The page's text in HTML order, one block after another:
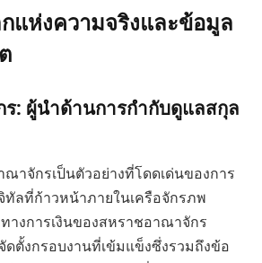
แห่งความจริงและข้อมูล
: ผู้นำด้านการกำกับดูแลสกุล
าจักรเป็นตัวอย่างที่โดดเด่นของการ
ทัลที่ก้าวหน้าภายในเครือจักรภพ
างการเงินของสหราชอาณาจักร
ดตั้งกรอบงานที่เข้มแข็งซึ่งรวมถึงข้อ